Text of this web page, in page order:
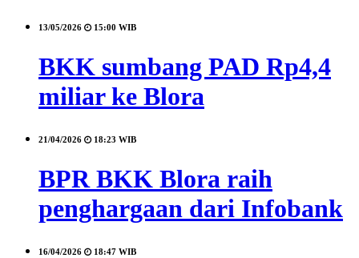
13/05/2026 15:00 WIB
BKK sumbang PAD Rp4,4
miliar ke Blora
21/04/2026 18:23 WIB
BPR BKK Blora raih
penghargaan dari Infobank
16/04/2026 18:47 WIB